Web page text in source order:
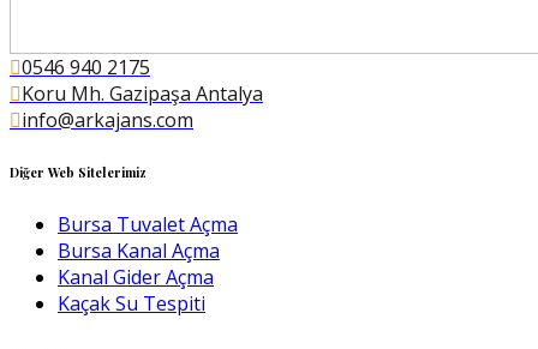
0546 940 2175
Koru Mh. Gazipaşa Antalya
info@arkajans.com
Diğer Web Sitelerimiz
Bursa Tuvalet Açma
Bursa Kanal Açma
Kanal Gider Açma
Kaçak Su Tespiti